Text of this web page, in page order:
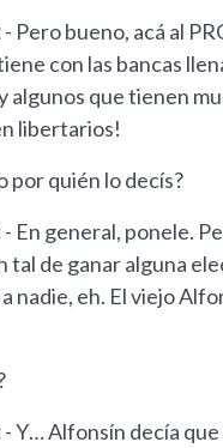
- Pero bueno, acá al
con las bancas
algunos que tienen
libertarios!
por quién lo decís?
- En general, ponele.
de ganar alguna
nadie, eh. El viejo
- Y… Alfonsín decía que